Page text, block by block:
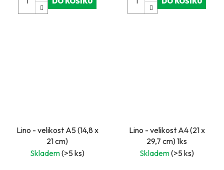
Lino - velikost A5 (14,8 x
21 cm)
Skladem(>5 ks)
Lino - velikost A4 (21 x
29,7 cm) 1ks
Skladem(>5 ks)